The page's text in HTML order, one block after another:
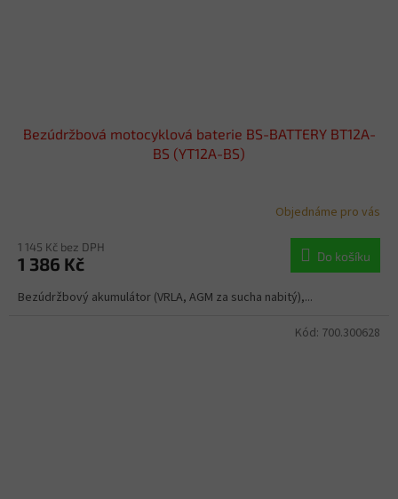
Bezúdržbová motocyklová baterie BS-BATTERY BT12A-
BS (YT12A-BS)
Objednáme pro vás
1 145 Kč bez DPH
1 386 Kč Do košíku
Bezúdržbový akumulátor (VRLA, AGM za sucha nabitý),...
Kód: 700.300628